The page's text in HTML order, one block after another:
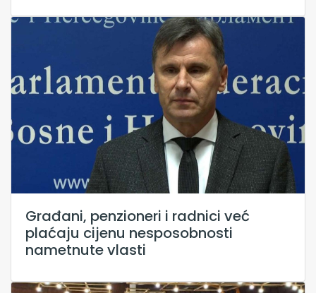
Građani, penzioneri i radnici već
plaćaju cijenu nesposobnosti
nametnute vlasti